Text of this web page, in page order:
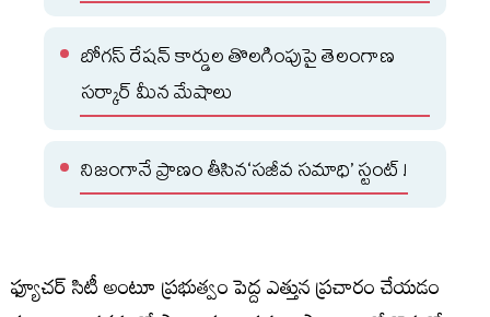
బోగస్ రేషన్ కార్డుల తొలగింపుపై తెలంగాణ
సర్కార్ మీన మేషాలు
నిజంగానే ప్రాణం తీసిన‘సజీవ సమాధి’ స్టంట్ !
ఫ్యూచర్ సిటీ అంటూ ప్రభుత్వం పెద్ద ఎత్తున ప్రచారం చేయడం